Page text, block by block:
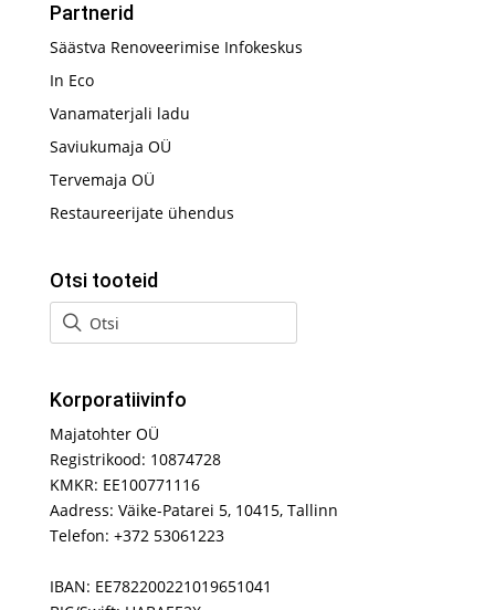
Partnerid
Säästva Renoveerimise Infokeskus
In Eco
Vanamaterjali ladu
Saviukumaja OÜ
Tervemaja OÜ
Restaureerijate ühendus
Otsi tooteid
Korporatiivinfo
Majatohter OÜ
Registrikood: 10874728
KMKR: EE100771116
Aadress: Väike-Patarei 5, 10415, Tallinn
Telefon: +372 53061223
IBAN: EE782200221019651041